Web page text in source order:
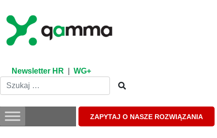
content
Newsletter HR WG+
ZAPYTAJ O NASZE ROZWIĄZANIA